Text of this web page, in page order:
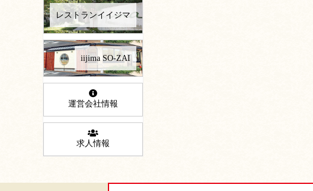
レストランイイジマ
iijima SO-ZAI
運営会社情報
求人情報